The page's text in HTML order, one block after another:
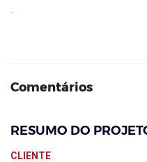
Comentários
RESUMO DO
CLIENTE